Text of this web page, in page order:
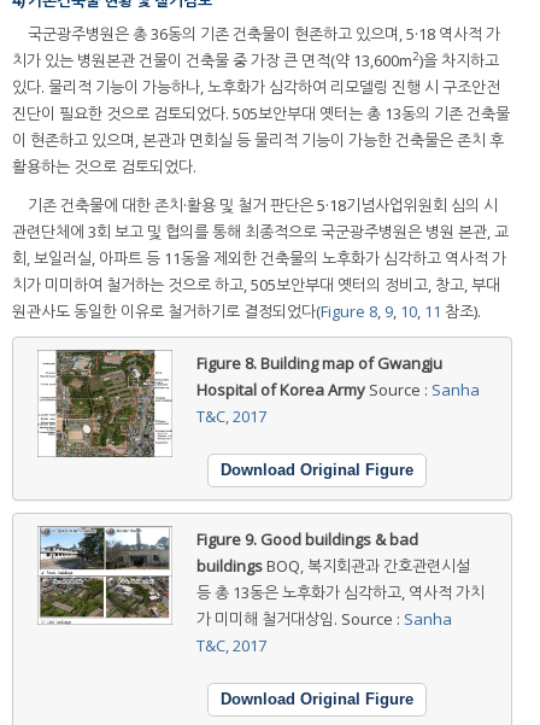
국군광주병원은 총 36동의 기존 건축물이 현존하고 있으며, 5·18 역사적 가
치가 있는 병원본관 건물이 건축물 중 가장 큰 면적(약 13,600m2)을 차지하고
있다. 물리적 기능이 가능하나, 노후화가 심각하여 리모델링 진행 시 구조안전
진단이 필요한 것으로 검토되었다. 505보안부대 옛터는 총 13동의 기존 건축물
이 현존하고 있으며, 본관과 면회실 등 물리적 기능이 가능한 건축물은 존치 후
활용하는 것으로 검토되었다.
기존 건축물에 대한 존치·활용 및 철거 판단은 5·18기념사업위원회 심의 시
관련단체에 3회 보고 및 협의를 통해 최종적으로 국군광주병원은 병원 본관, 교
회, 보일러실, 아파트 등 11동을 제외한 건축물의 노후화가 심각하고 역사적 가
치가 미미하여 철거하는 것으로 하고, 505보안부대 옛터의 정비고, 창고, 부대
원관사도 동일한 이유로 철거하기로 결정되었다(Figure 8, 9, 10, 11 참조).
Figure 8.Building map of Gwangju
Hospital of Korea Army Source : Sanha
T&C, 2017
Download Original Figure
Figure 9. Good buildings & bad
buildingsBOQ, 복지회관과 간호관련시설
등 총 13동은 노후화가 심각하고, 역사적 가치
가 미미해 철거대상임. Source : Sanha
T&C, 2017
Download Original Figure